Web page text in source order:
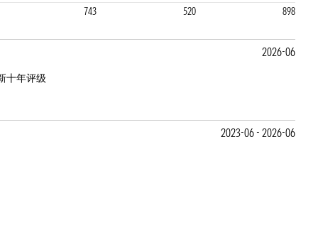
743 520 898
2026-06
十年评级
2023-06 - 2026-06